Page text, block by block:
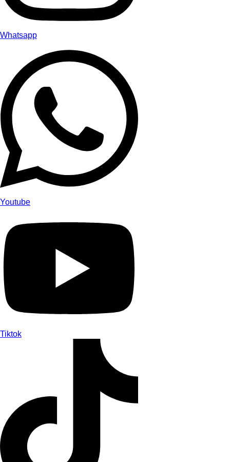
Whatsapp
Youtube
Tiktok